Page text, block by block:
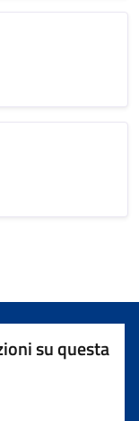
su questa